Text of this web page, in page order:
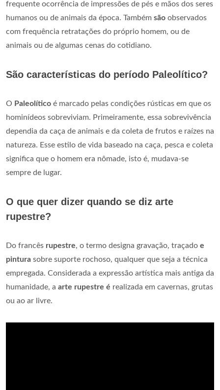
frequente ocorrência de impressões de pés e mãos dos seres
humanos ou de animais da época. Também são observados
com frequência retratações do próprio homem, ou de
animais ou de algumas cenas do cotidiano.
São características do período Paleolítico?
O Paleolítico é marcado pelas condições rústicas em que os
hominídeos sobreviviam. Primeiramente, essa sobrevivência
dependia da caça de animais e da coleta de frutos e raízes na
natureza. Esse estilo de vida baseado na caça, pesca e coleta
significa que o homem era nômade, isto é, mudava-se
sempre de lugar.
O que quer dizer quando se diz arte
rupestre?
Do francês rupestre, o termo designa gravação, traçado e
pintura sobre suporte rochoso, qualquer que seja a técnica
empregada. Considerada a expressão artística mais antiga da
humanidade, a arte rupestre é realizada em cavernas, grutas
ou ao ar livre.